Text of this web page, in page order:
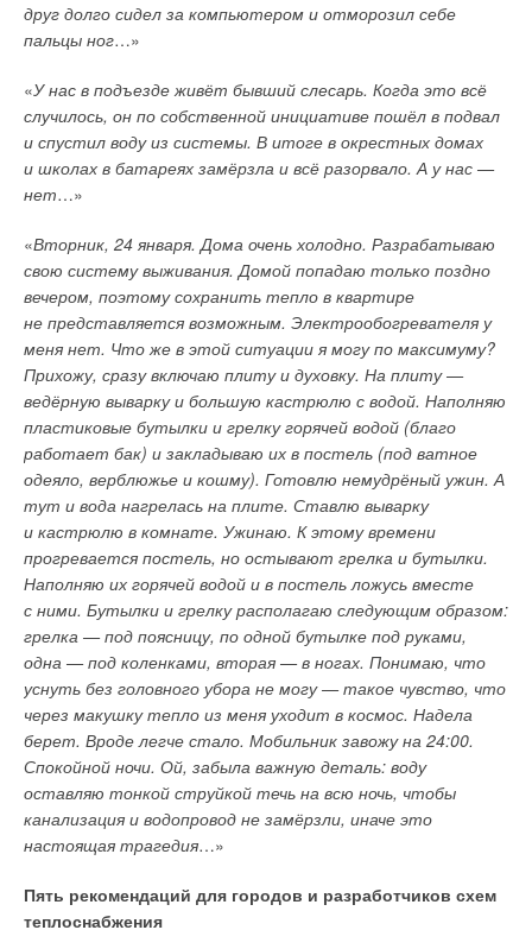
друг долго сидел за компьютером и отморозил себе
пальцы ног…»
«У нас в подъезде живёт бывший слесарь. Когда это всё
случилось, он по собственной инициативе пошёл в подвал
и спустил воду из системы. В итоге в окрестных домах
и школах в батареях замёрзла и всё разорвало. А у нас —
нет…»
«Вторник, 24 января. Дома очень холодно. Разрабатываю
свою систему выживания. Домой попадаю только поздно
вечером, поэтому сохранить тепло в квартире
не представляется возможным. Электрообогревателя у
меня нет. Что же в этой ситуации я могу по максимуму?
Прихожу, сразу включаю плиту и духовку. На плиту —
ведёрную выварку и большую кастрюлю с водой. Наполняю
пластиковые бутылки и грелку горячей водой (благо
работает бак) и закладываю их в постель (под ватное
одеяло, верблюжье и кошму). Готовлю немудрёный ужин. А
тут и вода нагрелась на плите. Ставлю выварку
и кастрюлю в комнате. Ужинаю. К этому времени
прогревается постель, но остывают грелка и бутылки.
Наполняю их горячей водой и в постель ложусь вместе
с ними. Бутылки и грелку располагаю следующим образом:
грелка — под поясницу, по одной бутылке под руками,
одна — под коленками, вторая — в ногах. Понимаю, что
уснуть без головного убора не могу — такое чувство, что
через макушку тепло из меня уходит в космос. Надела
берет. Вроде легче стало. Мобильник завожу на 24:00.
Спокойной ночи. Ой, забыла важную деталь: воду
оставляю тонкой струйкой течь на всю ночь, чтобы
канализация и водопровод не замёрзли, иначе это
настоящая трагедия…»
Пять рекомендаций для городов и разработчиков схем
теплоснабжения